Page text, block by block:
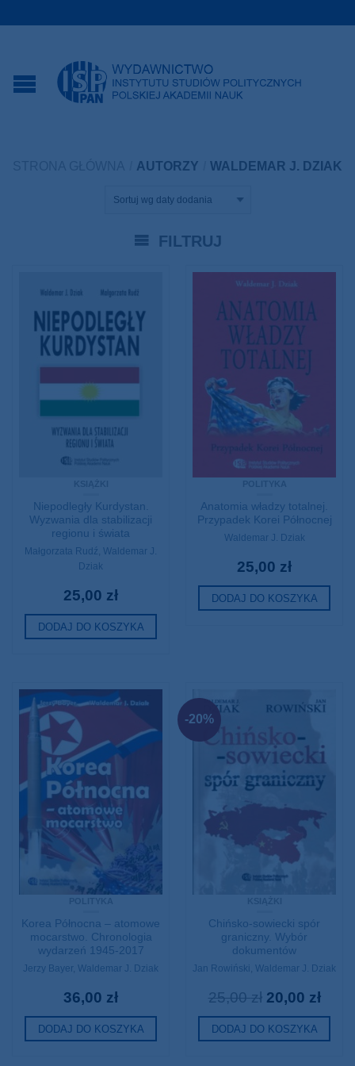
AUTORZY WALDEMAR J. DZIAK
FILTRUJ
Niepodległy Kurdystan.
Wyzwania dla stabilizacji
regionu i świata
Małgorzata Rudź Waldemar J.
Dziak
25,00 zł
DODAJ DO KOSZYKA
Anatomia władzy totalnej.
Przypadek Korei Północnej
Waldemar J. Dziak
25,00 zł
DODAJ DO KOSZYKA
Korea Północna – atomowe
mocarstwo. Chronologia
wydarzeń 1945-2017
Jerzy Bayer, Waldemar J. Dziak
36,00 zł
DODAJ DO KOSZYKA
-20%
Chińsko-sowiecki spór
graniczny. Wybór
dokumentów
Jan Rowiński Waldemar J. Dziak
25,00zł 20,00 zł
DODAJ DO KOSZYKA